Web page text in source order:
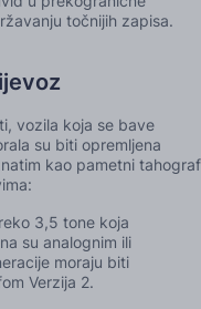
točnijih zapisa.
vozila koja se bave
su biti opremljena
kao pametni tahograf
3,5 tone koja
su analognim ili
moraju biti
Verzija 2.